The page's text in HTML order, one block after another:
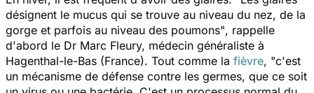
désignent le mucus qui se trouve au niveau du nez, de la
gorge et parfois au niveau des poumons", rappelle
d'abord le Dr Marc Fleury, médecin généraliste à
Hagenthal-le-Bas (France). Tout comme la fièvre, "c'est
un mécanisme de défense contre les germes, que ce soit